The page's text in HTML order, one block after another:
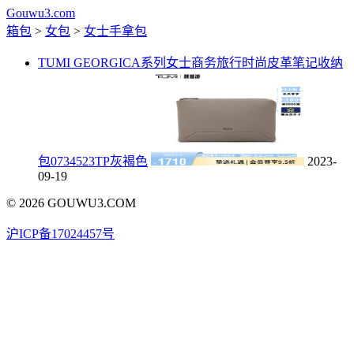
Gouwu3.com
箱包 > 女包 > 女士手拿包
TUMI GEORGICA系列女士商务旅行时尚皮革笔记收纳
包0734523TP灰褐色
2023-
09-19
© 2026 GOUWU3.COM
沪ICP备17024457号